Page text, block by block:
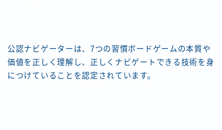
公認ナビゲーターは、7つの習慣ボードゲームの本質や
価値を正しく理解し、正しくナビゲートできる技術を身
につけていることを認定されています。